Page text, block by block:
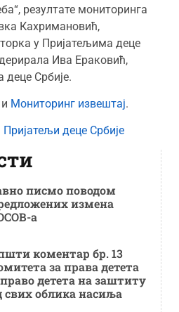
резултате мониторинга
Кахримановић,
у Пријатељима деце
Ива Ераковић,
деце Србије.
Мониторинг извештај.
Пријатељи деце Србије
писмо поводом
измена
а
коментар бр. 13
за права детета
детета на заштиту
свих облика насиља